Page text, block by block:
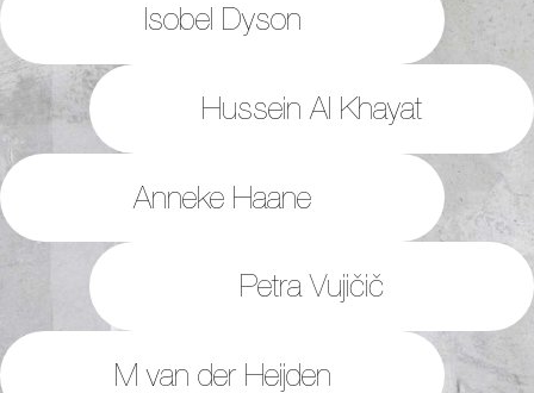
Isobel Dyson
Hussein Al Khayat
Anneke Haane
Petra Vujičič
M van der Heijden